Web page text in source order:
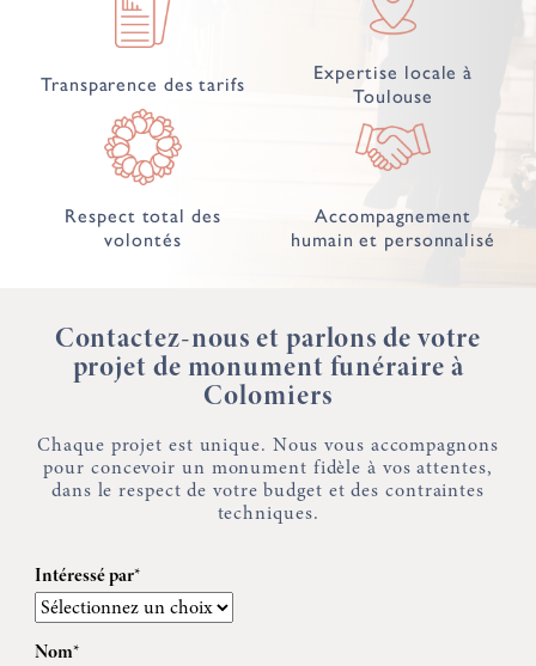
Transparence des tarifs
Expertise locale à
Toulouse
Respect total des
volontés
Accompagnement
humain et personnalisé
Contactez-nous et parlons de votre
projet de monument funéraire à
Colomiers
Chaque projet est unique. Nous vous accompagnons
pour concevoir un monument fidèle à vos attentes,
dans le respect de votre budget et des contraintes
techniques.
Intéressé par*
Nom*